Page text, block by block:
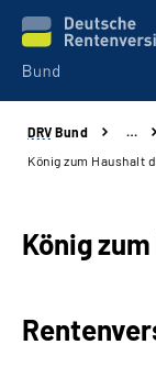
Beratung &
Karriere
DRV Bund
…
König zum Haushalt
König